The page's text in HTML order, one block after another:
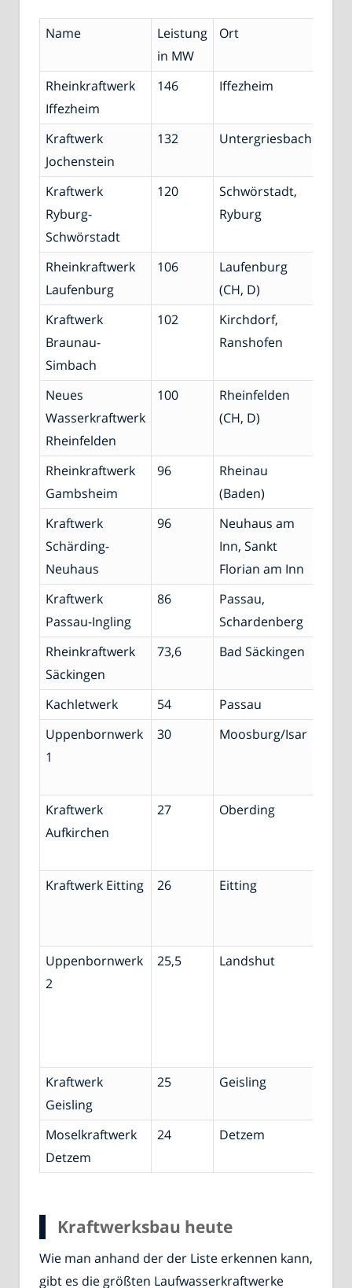
Name
Leistung
in MW
Ort
Rheinkraftwerk
Iffezheim
146 Iffezheim
Kraftwerk
Jochenstein
132 Untergriesbach
Kraftwerk
Ryburg-
Schwörstadt
120
Schwörstadt,
Ryburg
Rheinkraftwerk
Laufenburg
106
Laufenburg
(CH, D)
Kraftwerk
Braunau-
Simbach
102
Kirchdorf,
Ranshofen
Neues
Wasserkraftwerk
Rheinfelden
100
Rheinfelden
(CH, D)
Rheinkraftwerk
Gambsheim
96
Rheinau
(Baden)
Kraftwerk
Schärding-
Neuhaus
96
Neuhaus am
Inn, Sankt
Florian am Inn
Kraftwerk
Passau-Ingling
86
Passau,
Schardenberg
Rheinkraftwerk
Säckingen
73,6 Bad Säckingen
Kachletwerk 54 Passau
Uppenbornwerk
1
30 Moosburg/Isar
Kraftwerk
Aufkirchen
27 Oberding
Kraftwerk Eitting
26 Eitting
Uppenbornwerk
2
25,5 Landshut
Kraftwerk
Geisling
25 Geisling
Moselkraftwerk
Detzem
24 Detzem
Kraftwerksbau heute
Wie man anhand der der Liste erkennen kann,
gibt es die größten Laufwasserkraftwerke